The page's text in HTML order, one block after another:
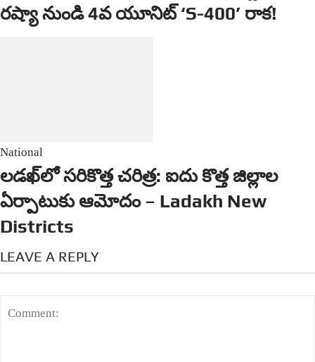
రష్యా నుండి 4వ యూనిట్ ‘S-400’ రాక!
National
లడఖ్‌లో సరికొత్త చరిత్ర: ఐదు కొత్త జిల్లాల
ఏర్పాటుకు ఆమోదం – Ladakh New
Districts
LEAVE A REPLY